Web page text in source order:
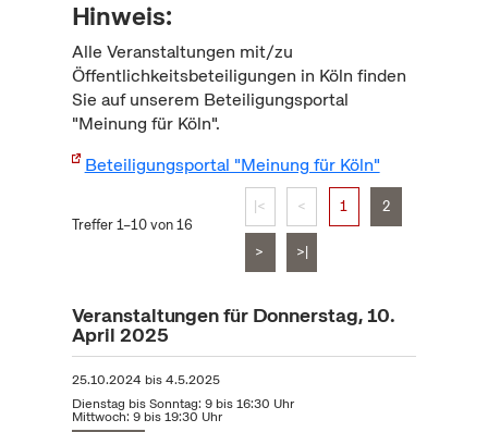
Hinweis:
Alle Veranstaltungen mit/zu
Öffentlichkeitsbeteiligungen in Köln finden
Sie auf unserem Beteiligungsportal
"Meinung für Köln".
Beteiligungsportal "Meinung für Köln"
Treffer 1–10 von 16
|< < 1 2
> >|
Veranstaltungen für Donnerstag, 10.
April 2025
25.10.2024 bis4.5.2025
Dienstag bis Sonntag: 9 bis 16:30 Uhr
Mittwoch: 9 bis 19:30 Uhr